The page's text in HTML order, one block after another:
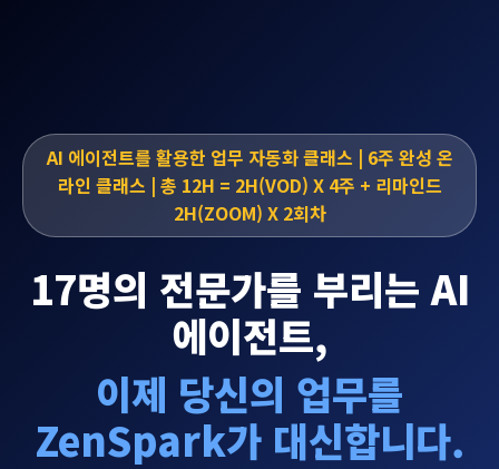
AI 에이전트를 활용한 업무 자동화 클래스 | 6주 완성 온
라인 클래스 | 총 12H = 2H(VOD) X 4주 + 리마인드
2H(ZOOM) X 2회차
17명의 전문가를 부리는 AI
에이전트,
이제 당신의 업무를
ZenSpark가 대신합니다.